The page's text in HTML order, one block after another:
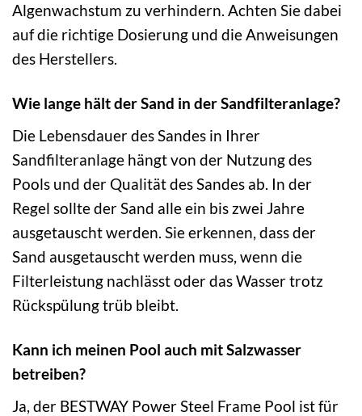
Algenwachstum zu verhindern. Achten Sie dabei
auf die richtige Dosierung und die Anweisungen
des Herstellers.
Wie lange hält der Sand in der Sandfilteranlage?
Die Lebensdauer des Sandes in Ihrer
Sandfilteranlage hängt von der Nutzung des
Pools und der Qualität des Sandes ab. In der
Regel sollte der Sand alle ein bis zwei Jahre
ausgetauscht werden. Sie erkennen, dass der
Sand ausgetauscht werden muss, wenn die
Filterleistung nachlässt oder das Wasser trotz
Rückspülung trüb bleibt.
Kann ich meinen Pool auch mit Salzwasser
betreiben?
Ja, der BESTWAY Power Steel Frame Pool ist für